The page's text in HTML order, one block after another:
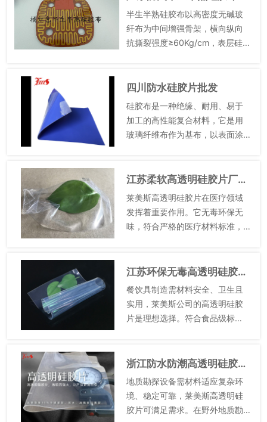
定运行。导热矽胶片具有超高的
导热...
半生半熟硅胶布以高密度无碱玻
纤布为中间增强骨架，横向纵向
抗撕裂强度≥60Kg/cm，表层硅胶
摩擦、异形挤压的复杂工业工
况。玻纤经纬编织结构均匀分...
四川防水硅胶片批发
硅胶布是一种绝缘、耐用、易于
加工的高性能复合材料，它是用
玻璃纤维布作为基布，以表面涂
点，所以在多个领域中有着许多
的应用。以下是关于硅胶布...
江苏柔软高透明硅胶片厂家电话
莱美斯高透明硅胶片在医疗领域
发挥着重要作用。它无毒环保无
味，符合严格的医疗材料标准，
料，便于医护人员清晰观察内部
情况。柔软的手感和良好的防水
性，...
江苏环保无毒高透明硅胶片销售
餐饮具制造需材料安全、卫生且
实用，莱美斯公司的高透明硅胶
片是理想选择。符合食品级标
明度制作透明餐具，如餐盘、水
杯，美观大方，展示食物、饮品
色泽。...
浙江防水防潮高透明硅胶片生产企业
地质勘探设备需材料适应复杂环
境、稳定可靠，莱美斯高透明硅
胶片可满足需求。在野外地质勘